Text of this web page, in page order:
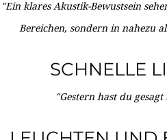
"Ein klares Akustik-Bewustsein
Bereichen, sondern in nahezu
SCHNELLE
"Gestern hast du